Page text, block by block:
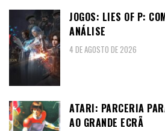
JOGOS: LIES OF P:
ANÁLISE
4 DE AGOSTO DE 2026
ATARI: PARCERIA
AO GRANDE ECRÃ